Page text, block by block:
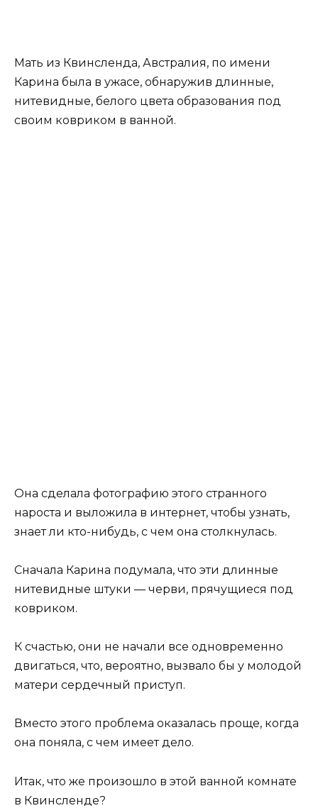
Мать из Квинсленда, Австралия, по имени
Карина была в ужасе, обнаружив длинные,
нитевидные, белого цвета образования под
своим ковриком в ванной.
Она сделала фотографию этого странного
нароста и выложила в интернет, чтобы узнать,
знает ли кто-нибудь, с чем она столкнулась.
Сначала Карина подумала, что эти длинные
нитевидные штуки — черви, прячущиеся под
ковриком.
К счастью, они не начали все одновременно
двигаться, что, вероятно, вызвало бы у молодой
матери сердечный приступ.
Вместо этого проблема оказалась проще, когда
она поняла, с чем имеет дело.
Итак, что же произошло в этой ванной комнате
в Квинсленде?